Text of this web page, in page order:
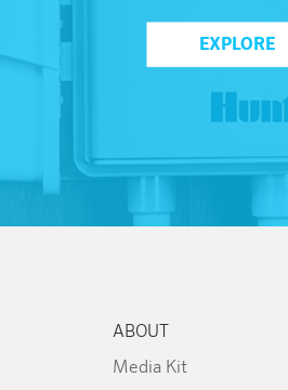
EXPLORE
ABOUT
Media Kit